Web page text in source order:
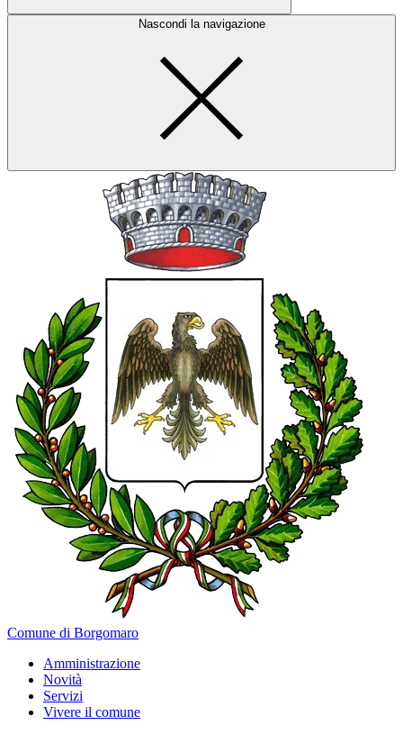
Nascondi la navigazione
Comune di Borgomaro
Amministrazione
Novità
Servizi
Vivere il comune